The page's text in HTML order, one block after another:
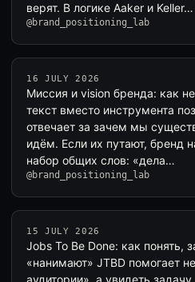
верят. В логике Aaker и Keller…
@brand_positioning_lab
16 JULY 2026
Миссия и vision бренда: как
текст вместо инструмента
отвечает за зачем мы
идём. Если их путают, бренд
набор общих слов: «дела…
@brand_positioning_lab
15 JULY 2026
Jobs To Be Done: как понять,
«нанимают» JTBD помогает
аудитории», а увидеть